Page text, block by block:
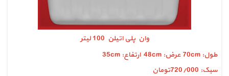
وان پلی اتیلن 100 لیتر
طول: 70cm عرض: 48cm ارتفاع: 35cm
سبک: 720/000تومان